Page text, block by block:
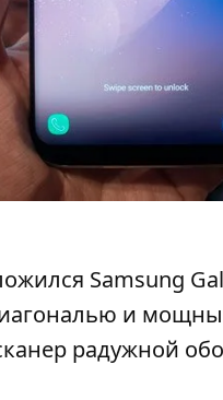
Samsung
и
радужной